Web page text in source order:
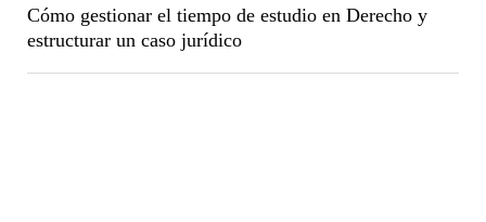
Cómo gestionar el tiempo de estudio en Derecho y
estructurar un caso jurídico